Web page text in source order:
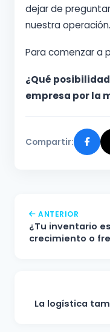
dejar de
nuestra operación.
Para comenzar a
¿Qué
empresa por la
Compartir:
ANTERIOR
¿Tu inventario
crecimiento o
La logística